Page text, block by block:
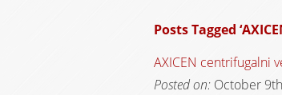
Posts Tagged
AXICEN centrifugalni
Posted on: October